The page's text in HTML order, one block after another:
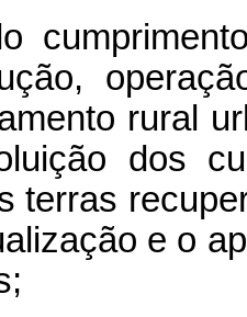
rural
dos
terras
e o